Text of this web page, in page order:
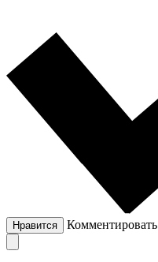
Нравится Комментировать